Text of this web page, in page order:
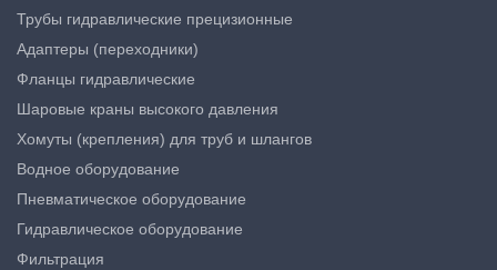
Трубы гидравлические прецизионные
Адаптеры (переходники)
Фланцы гидравлические
Шаровые краны высокого давления
Хомуты (крепления) для труб и шлангов
Водное оборудование
Пневматическое оборудование
Гидравлическое оборудование
Фильтрация